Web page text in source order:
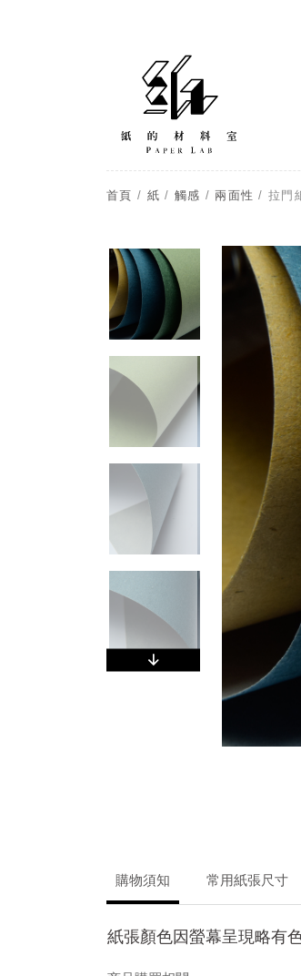
首頁 / 紙 / 觸感 /兩面性 / 拉門
購物須知 常用紙張尺寸
紙張顏色因螢幕呈現略有